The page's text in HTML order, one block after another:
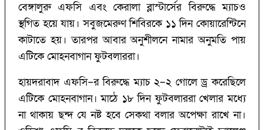
বেঙ্গালুরু এফসি এবং কেরালা ব্লাস্টার্সের বিরুদ্ধে ম্যাচও
স্থগিত হয়ে যায়। সবুজমেরুণ শিবিরকে ১১ দিন কোয়ারেন্টিনে
কাটাতে হয়। তারপর আবার অনুশীলনে নামার অনুমতি পায়
এটিকে মোহনবাগান ফুটবলাররা।
হায়দরাবাদ এফসি–র বিরুদ্ধে ম্যাচ ২–২ গোলে ড্র করেছিলে
এটিকে মোহনবাগান। মাঠে ১৮ দিন ফুটবলাররা খেলার মধ্যে
না থাকায় ছন্দ যে নষ্ট হবে সেকথা বলার অপেক্ষা রাখে না।